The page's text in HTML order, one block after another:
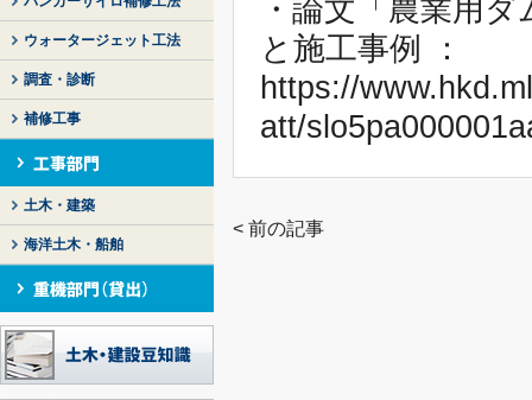
ウォータージェット工法
調査・診断
補修工事
土木・建築
海洋土木・船舶
・論文「農業用
と施工事例 ：
https://
att/
< 前の記事